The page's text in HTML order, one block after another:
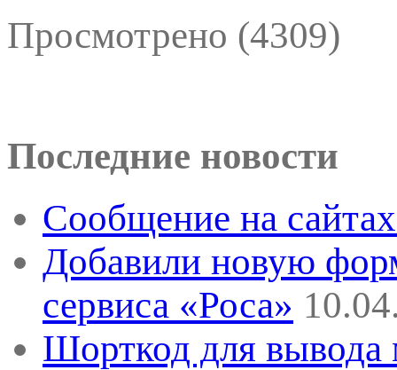
Просмотрено (4309)
Последние новости
Сообщение на
Добавили новую
сервиса «Роса»
Шорткод для вывода